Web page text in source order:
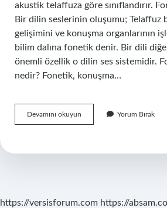
akustik telaffuza göre sınıflandırır.
Bir dilin seslerinin oluşumu; Telaffuz
gelişimini ve konuşma organlarının
bilim dalına fonetik denir. Bir dili
önemli özellik o dilin ses sistemidir.
nedir? Fonetik, konuşma…
Devamını okuyun
Amaç
Yorum Bırak
https://versisforum.com https://